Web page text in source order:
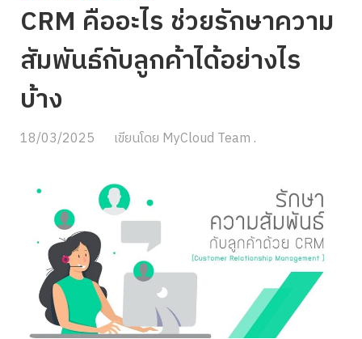
CRM คืออะไร ช่วยรักษาความ
สัมพันธ์กับลูกค้าได้อย่างไร
บ้าง
18/03/2025 เขียนโดย MyCloud Team .